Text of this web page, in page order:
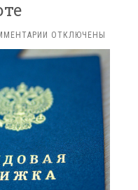
К
ЗАПИСИ
БОЛЬШЕ
СЛУЖАЩИХ
КОМПАНИЙ
ЕКАТЕРИНБУРГА
ПОЛЬЗУЮТСЯ
СОЦСЕТЯМИ
НА РАБОТЕ
ОТКЛЮЧЕНЫ